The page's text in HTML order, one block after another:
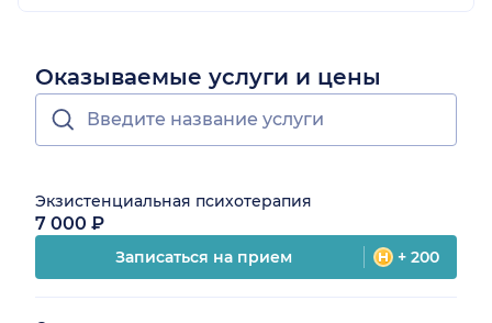
Оказываемые услуги и цены
Экзистенциальная психотерапия
7 000 ₽
Записаться на прием + 200